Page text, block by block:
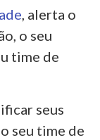
, alerta o
o seu
time de
seus
seu time de